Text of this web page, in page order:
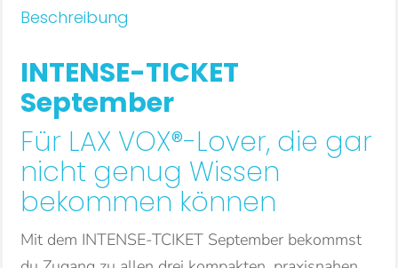
Beschreibung
INTENSE-TICKET
September
Für LAX VOX®-Lover, die gar
nicht genug Wissen
bekommen können
Mit dem INTENSE-TCIKET September bekommst